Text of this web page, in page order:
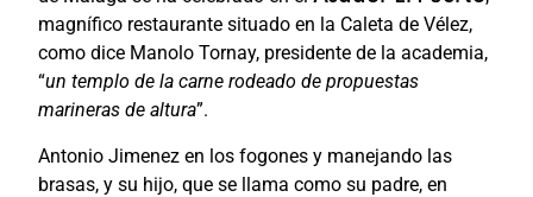
magnífico restaurante situado en la Caleta de Vélez,
como dice Manolo Tornay, presidente de la academia,
“un templo de la carne rodeado de propuestas
marineras de altura”.
Antonio Jimenez en los fogones y manejando las
brasas, y su hijo, que se llama como su padre, en